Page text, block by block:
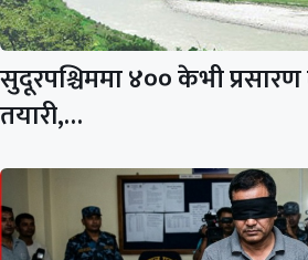
सुदूरपश्चिममा ४०० केभी
तयारी,…